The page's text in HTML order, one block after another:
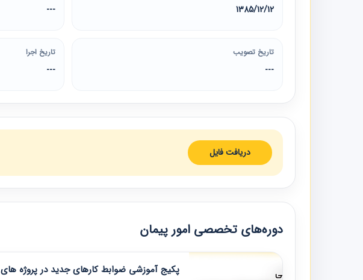
1385/12/12
---
تاریخ تصویب
---
تاریخ اجرا
---
دریافت فایل
دوره‌های تخصصی امور پیمان
پکیج آموزشی ضوابط کارهای جدید در پروژه های